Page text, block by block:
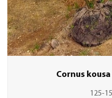
Cornus kousa
125-